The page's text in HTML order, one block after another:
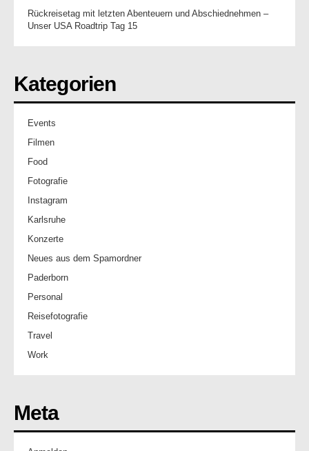
Rückreisetag mit letzten Abenteuern und Abschiednehmen –
Unser USA Roadtrip Tag 15
Kategorien
Events
Filmen
Food
Fotografie
Instagram
Karlsruhe
Konzerte
Neues aus dem Spamordner
Paderborn
Personal
Reisefotografie
Travel
Work
Meta